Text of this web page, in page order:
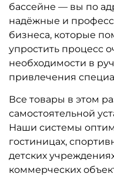
бассейне — вы по
надёжные и
бизнеса, которые
упростить процесс
необходимости в
привлечения
Все товары в этом
самостоятельной
Наши системы
гостиницах,
детских
коммерческих